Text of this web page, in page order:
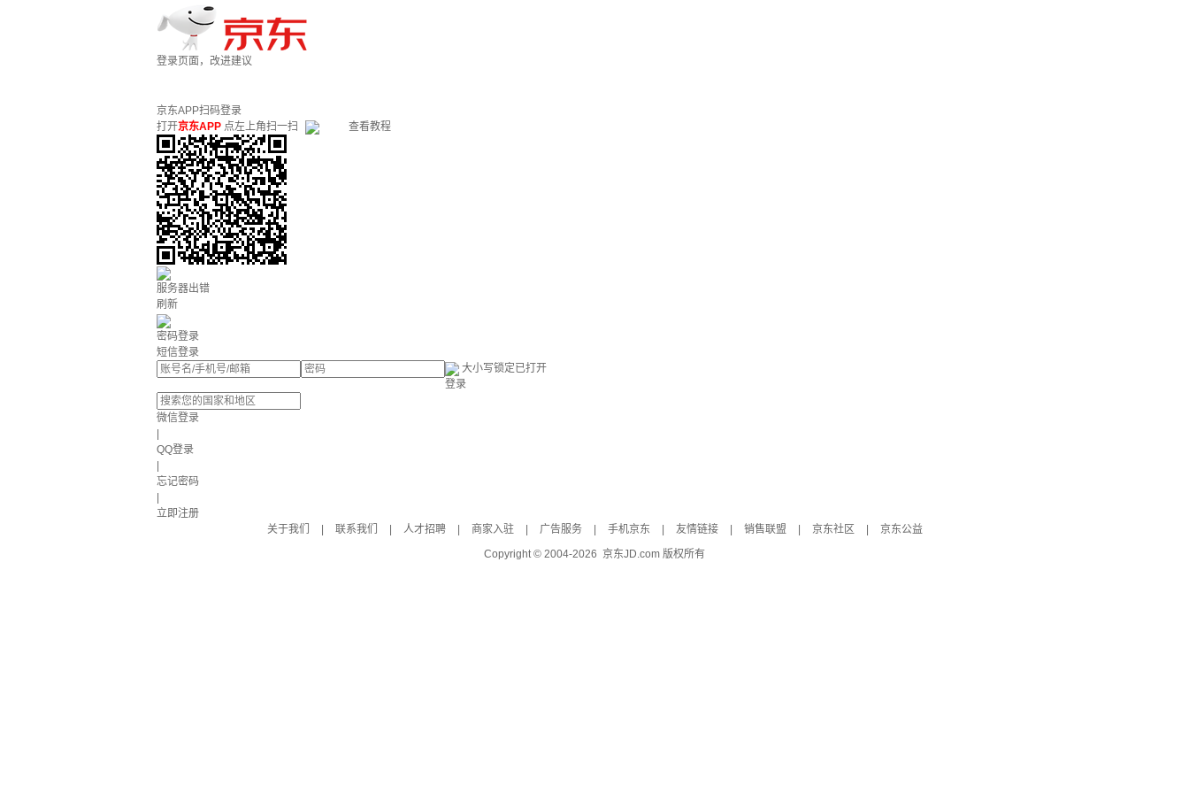
登录页面，改进建议
京东APP扫码登录
打开京东APP 点左上角扫一扫 查看教程
服务器出错
刷新
密码登录
短信登录
大小写锁定已打开
登录
微信登录
QQ登录
忘记密码
立即注册
关于我们
联系我们 人才招聘 商家入驻 广告服务 手机京东 友情链接 销售联盟 京东社区
京东公益
Copyright © 2004-2026 京东JD.com 版权所有